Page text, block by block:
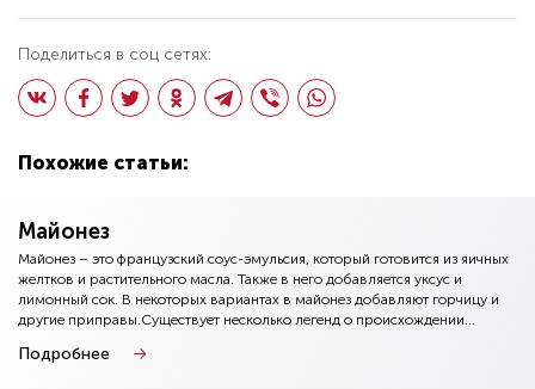
Поделиться в соц сетях:
Похожие статьи:
Майонез
Майонез – это французский соус-эмульсия, который готовится из яичных
желтков и растительного масла. Также в него добавляется уксус и
лимонный сок. В некоторых вариантах в майонез добавляют горчицу и
другие приправы.Существует несколько легенд о происхождении...
Подробнее